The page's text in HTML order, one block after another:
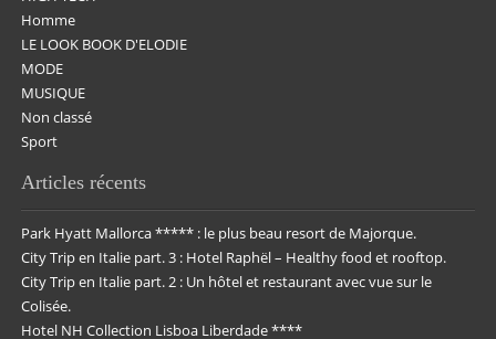
Homme
LE LOOK BOOK D'ELODIE
MODE
MUSIQUE
Non classé
Sport
Articles récents
Park Hyatt Mallorca ***** : le plus beau resort de Majorque.
City Trip en Italie part. 3 : Hotel Raphël – Healthy food et rooftop.
City Trip en Italie part. 2 : Un hôtel et restaurant avec vue sur le
Colisée.
Hotel NH Collection Lisboa Liberdade ****